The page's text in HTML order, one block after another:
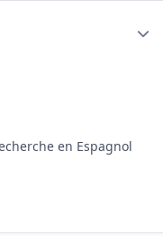
en Espagnol